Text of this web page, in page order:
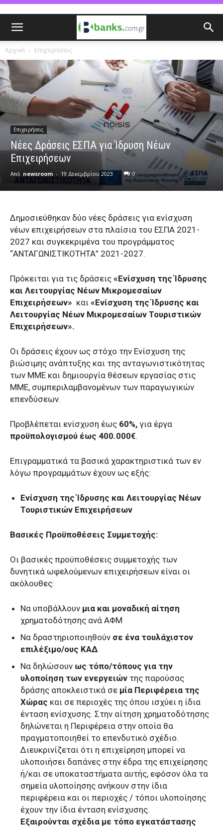
Αρχική Επιχειρήσεις
Επιχειρήσεις
Νέες Δράσεις ΕΣΠΑ για Ίδρυση Νέων
Επιχειρήσεων
Από newsroom - 19 Δεκεμβρίου 2023 0
Δημοσιεύθηκαν δύο νέες δράσεις για ενίσχυση
νέων επιχειρήσεων στα πλαίσια του ΕΣΠΑ 2021-
2027 και συγκεκριμένα του προγράμματος
“ΑΝΤΑΓΩΝΙΣΤΙΚΟΤΗΤΑ” 2021-2027.
Πρόκειται για τις δράσεις «Ενίσχυση της Ίδρυσης
και Λειτουργίας Νέων Μικρομεσαίων
Επιχειρήσεων» και «Ενίσχυση της Ίδρυσης και
Λειτουργίας Νέων Μικρομεσαίων Τουριστικών
Επιχειρήσεων».
Οι δράσεις έχουν ως στόχο την Ενίσχυση της
βιώσιμης ανάπτυξης και της ανταγωνιστικότητας
των ΜΜΕ και δημιουργία θέσεων εργασίας στις
ΜΜΕ, συμπεριλαμβανομένων των παραγωγικών
επενδύσεων.
Προβλέπεται ενίσχυση έως 60%, για έργα
προϋπολογισμού έως 400.000€.
Επιγραμματικά τα βασικά χαρακτηριστικά των εν
λόγω προγραμμάτων έχουν ως εξής:
Ενίσχυση της Ίδρυσης και Λειτουργίας Νέων
Τουριστικών Επιχειρήσεων
Βασικές Προϋποθέσεις Συμμετοχής:
Οι βασικές προϋποθέσεις συμμετοχής των
δυνητικά ωφελούμενων επιχειρήσεων είναι οι
ακόλουθες:
Να υποβάλλουν μια και μοναδική αίτηση
χρηματοδότησης ανά ΑΦΜ
Να δραστηριοποιηθούν σε ένα τουλάχιστον
επιλέξιμο/ους ΚΑΔ
Να δηλώσουν ως τόπο/τόπους για την
υλοποίηση των ενεργειών της παρούσας
δράσης αποκλειστικά σε μία Περιφέρεια της
Χώρας και σε περιοχές της όπου ισχύει η ίδια
ένταση ενίσχυσης. Στην αίτηση χρηματοδότησης
δηλώνεται η Περιφέρεια στην οποία θα
πραγματοποιηθεί το επενδυτικό σχέδιο.
Διευκρινίζεται ότι η επιχείρηση μπορεί να
υλοποιήσει δαπάνες στην έδρα της επιχείρησης
ή/και σε υποκαταστήματα αυτής, εφόσον όλα τα
σημεία υλοποίησης ανήκουν στην ίδια
περιφέρεια και οι περιοχές / τόποι υλοποίησης
έχουν την ίδια ένταση ενίσχυσης.
Εξαιρούνται σχέδια με τόπο εγκατάστασης